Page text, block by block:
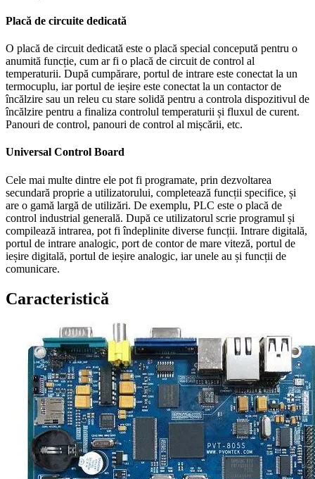
Placă de circuite dedicată
O placă de circuit dedicată este o placă special concepută pentru o
anumită funcție, cum ar fi o placă de circuit de control al
temperaturii. După cumpărare, portul de intrare este conectat la un
termocuplu, iar portul de ieșire este conectat la un contactor de
încălzire sau un releu cu stare solidă pentru a controla dispozitivul de
încălzire pentru a finaliza controlul temperaturii și fluxul de curent.
Panouri de control, panouri de control al mișcării, etc.
Universal Control Board
Cele mai multe dintre ele pot fi programate, prin dezvoltarea
secundară proprie a utilizatorului, completează funcții specifice, și
are o gamă largă de utilizări. De exemplu, PLC este o placă de
control industrial generală. După ce utilizatorul scrie programul și
compilează intrarea, pot fi îndeplinite diverse funcții. Intrare digitală,
portul de intrare analogic, port de contor de mare viteză, portul de
ieșire digitală, portul de ieșire analogic, iar unele au și funcții de
comunicare.
Caracteristică